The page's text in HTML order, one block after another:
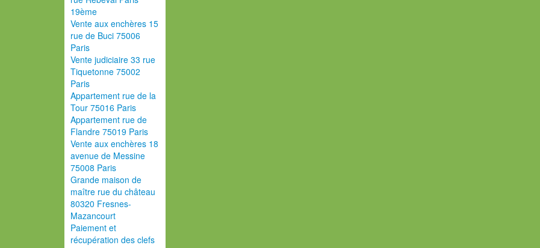
19ème
Vente aux enchères 15
rue de Buci 75006
Paris
Vente judiciaire 33 rue
Tiquetonne 75002
Paris
Appartement rue de la
Tour 75016 Paris
Appartement rue de
Flandre 75019 Paris
Vente aux enchères 18
avenue de Messine
75008 Paris
Grande maison de
maître rue du château
80320 Fresnes-
Mazancourt
Paiement et
récupération des clefs